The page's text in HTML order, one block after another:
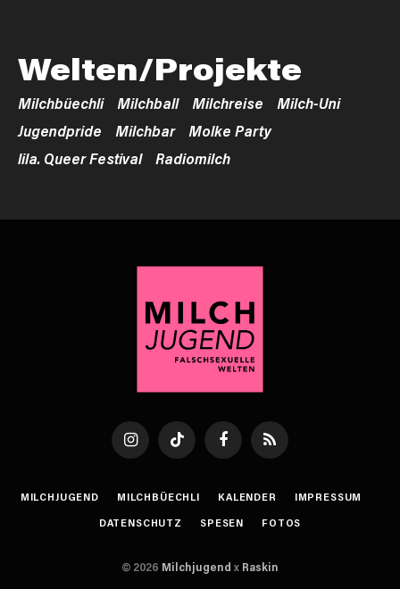
Welten/Projekte
Milchbüechli Milchball Milchreise
Milch-Uni
Jugendpride
Milchbar
Molke Party
lila. Queer Festival
Radiomilch
InstagramTikTok FacebookRSS
MILCHJUGEND MILCHBÜECHLI KALENDER
IMPRESSUM
DATENSCHUTZ
SPESEN FOTOS
© 2026 Milchjugend x Raskin